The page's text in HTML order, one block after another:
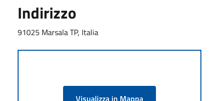
Indirizzo
91025 Marsala TP, Italia
Visualizza in Mappa